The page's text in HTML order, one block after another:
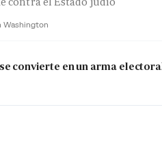
Washington
convierte en un arma